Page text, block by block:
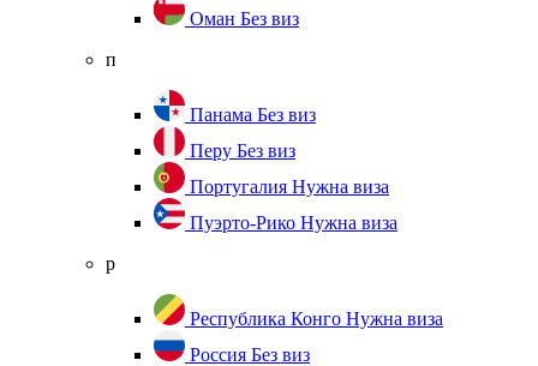
Оман Без виз
п
Панама Без виз
Перу Без виз
Португалия Нужна виза
Пуэрто-Рико Нужна виза
р
Республика Конго Нужна виза
Россия Без виз